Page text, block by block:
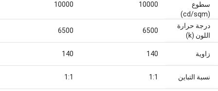
سطوع
(cd/sqm)
10000
10000
درجة حرارة
اللون (k)
6500
6500
زاوية 140
140
نسبة التباين 1:1
1:1